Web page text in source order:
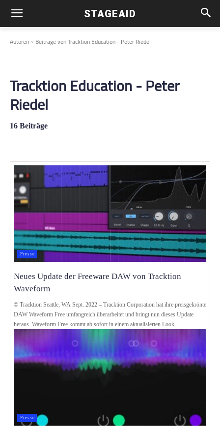
STAGEAID
Autoren Beiträge von Tracktion Education - Peter Riedel
Tracktion Education - Peter
Riedel
16 Beiträge
Presse
Neues Update der Freeware DAW von Tracktion
Waveform
© Tracktion Seattle, WA Sept. 2022 – Tracktion Corporation hat ihre preisgekrönte
DAW Waveform Free umfangreich überarbeitet und bringt nun dieses Update
heraus. Waveform Free kommt ab sofort in einem aktualisierten Look...
Presse